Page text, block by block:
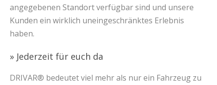
angegebenen Standort verfügbar sind und unsere
Kunden ein wirklich uneingeschränktes Erlebnis
haben.
» Jederzeit für euch da
DRIVAR® bedeutet viel mehr als nur ein Fahrzeug zu